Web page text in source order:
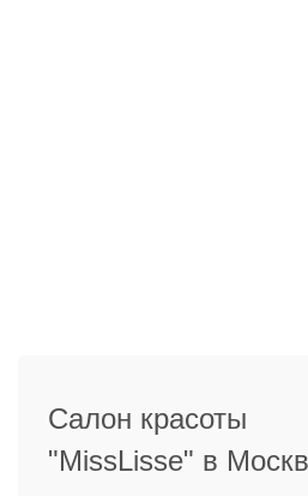
Салон красоты
"MissLisse" в